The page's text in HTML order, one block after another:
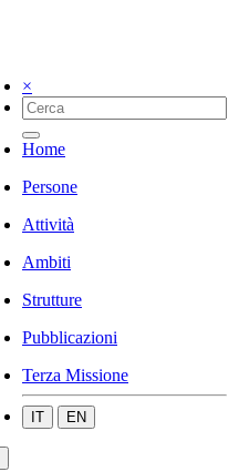
×
Home
Persone
Attività
Ambiti
Strutture
Pubblicazioni
Terza Missione
IT EN